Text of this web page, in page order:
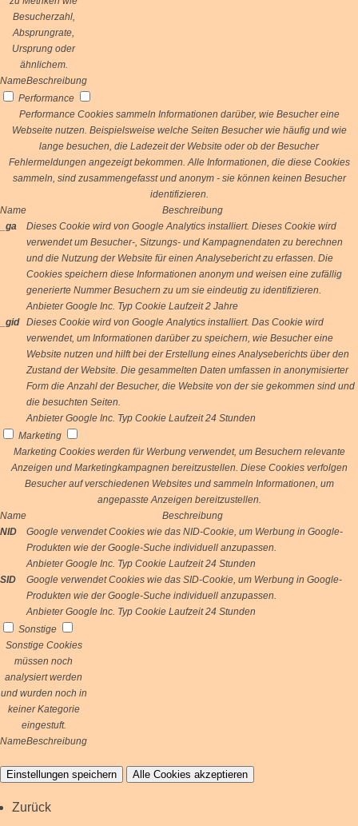
Besucherzahl,
Absprungrate,
Ursprung oder
ähnlichem.
NameBeschreibung
Performance
Performance Cookies sammeln Informationen darüber, wie Besucher eine
Webseite nutzen. Beispielsweise welche Seiten Besucher wie häufig und wie
lange besuchen, die Ladezeit der Website oder ob der Besucher
Fehlermeldungen angezeigt bekommen. Alle Informationen, die diese Cookies
sammeln, sind zusammengefasst und anonym - sie können keinen Besucher
identifizieren.
Name
Beschreibung
_ga
Dieses Cookie wird von Google Analytics installiert. Dieses Cookie wird
verwendet um Besucher-, Sitzungs- und Kampagnendaten zu berechnen
und die Nutzung der Website für einen Analysebericht zu erfassen. Die
Cookies speichern diese Informationen anonym und weisen eine zufällig
generierte Nummer Besuchern zu um sie eindeutig zu identifizieren.
Anbieter Google Inc. Typ Cookie Laufzeit 2 Jahre
_gid
Dieses Cookie wird von Google Analytics installiert. Das Cookie wird
verwendet, um Informationen darüber zu speichern, wie Besucher eine
Website nutzen und hilft bei der Erstellung eines Analyseberichts über den
Zustand der Website. Die gesammelten Daten umfassen in anonymisierter
Form die Anzahl der Besucher, die Website von der sie gekommen sind und
die besuchten Seiten.
Anbieter Google Inc. Typ Cookie Laufzeit 24 Stunden
Marketing
Marketing Cookies werden für Werbung verwendet, um Besuchern relevante
Anzeigen und Marketingkampagnen bereitzustellen. Diese Cookies verfolgen
Besucher auf verschiedenen Websites und sammeln Informationen, um
angepasste Anzeigen bereitzustellen.
Name
Beschreibung
NID
Google verwendet Cookies wie das NID-Cookie, um Werbung in Google-
Produkten wie der Google-Suche individuell anzupassen.
Anbieter Google Inc. Typ Cookie Laufzeit 24 Stunden
SID
Google verwendet Cookies wie das SID-Cookie, um Werbung in Google-
Produkten wie der Google-Suche individuell anzupassen.
Anbieter Google Inc. Typ Cookie Laufzeit 24 Stunden
Sonstige
Sonstige Cookies
müssen noch
analysiert werden
und wurden noch in
keiner Kategorie
eingestuft.
NameBeschreibung
Einstellungen speichern Alle Cookies akzeptieren
Zurück